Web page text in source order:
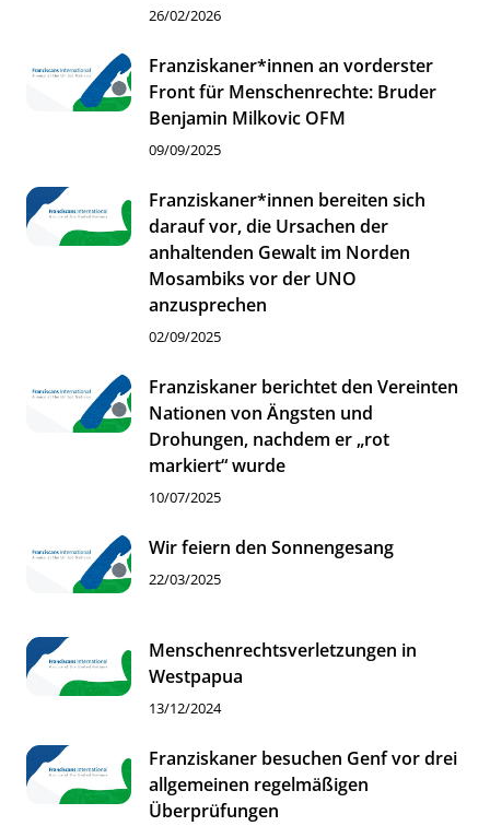
26/02/2026
Franziskaner*innen an vorderster
Front für Menschenrechte: Bruder
Benjamin Milkovic OFM
09/09/2025
Franziskaner*innen bereiten sich
darauf vor, die Ursachen der
anhaltenden Gewalt im Norden
Mosambiks vor der UNO
anzusprechen
02/09/2025
Franziskaner berichtet den Vereinten
Nationen von Ängsten und
Drohungen, nachdem er „rot
markiert“ wurde
10/07/2025
Wir feiern den Sonnengesang
22/03/2025
Menschenrechtsverletzungen in
Westpapua
13/12/2024
Franziskaner besuchen Genf vor drei
allgemeinen regelmäßigen
Überprüfungen